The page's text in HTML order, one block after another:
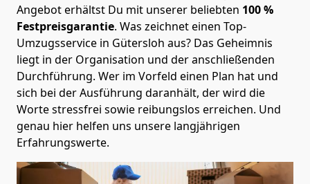
Angebot erhältst Du mit unserer beliebten 100 %
Festpreisgarantie. Was zeichnet einen Top-
Umzugsservice in Gütersloh aus? Das Geheimnis
liegt in der Organisation und der anschließenden
Durchführung. Wer im Vorfeld einen Plan hat und
sich bei der Ausführung daranhält, der wird die
Worte stressfrei sowie reibungslos erreichen. Und
genau hier helfen uns unsere langjährigen
Erfahrungswerte.